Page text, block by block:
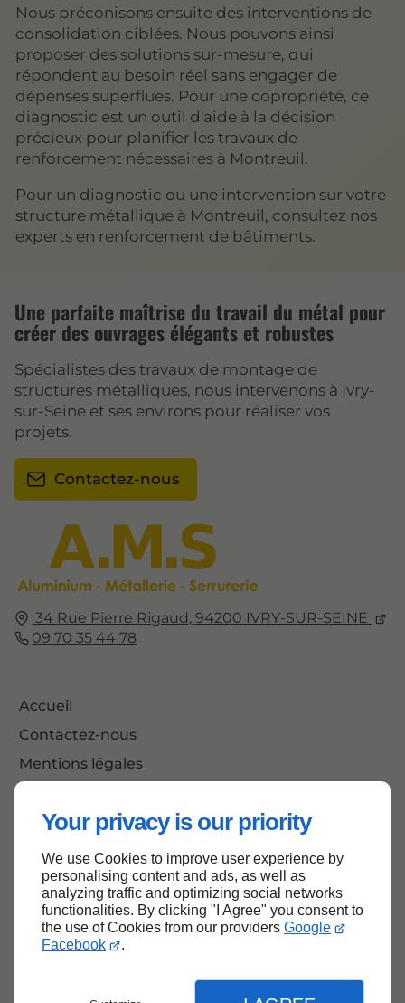
Your privacy is our priority
We use Cookies to improve user experience by
personalising content and ads, as well as
analyzing traffic and optimizing social networks
functionalities. By clicking "I Agree" you consent to
the use of Cookies from our providers Google
Facebook
.
Nous préconisons ensuite des interventions de
consolidation ciblées. Nous pouvons ainsi
proposer des solutions sur-mesure, qui
répondent au besoin réel sans engager de
dépenses superflues. Pour une copropriété, ce
diagnostic est un outil d'aide à la décision
précieux pour planifier les travaux de
renforcement nécessaires à Montreuil.
Pour un diagnostic ou une intervention sur votre
structure métallique à Montreuil, consultez nos
experts en renforcement de bâtiments.
34 Rue Pierre Rigaud, 94200 IVRY-SUR-SEINE
09 70 35 44 78
Accueil
Contactez-nous
Mentions légales
Une parfaite maîtrise du travail du métal pour
créer des ouvrages élégants et robustes
Spécialistes des travaux de montage de
structures métalliques, nous intervenons à Ivry-
sur-Seine et ses environs pour réaliser vos
projets.
Contactez-nous
Haut de page